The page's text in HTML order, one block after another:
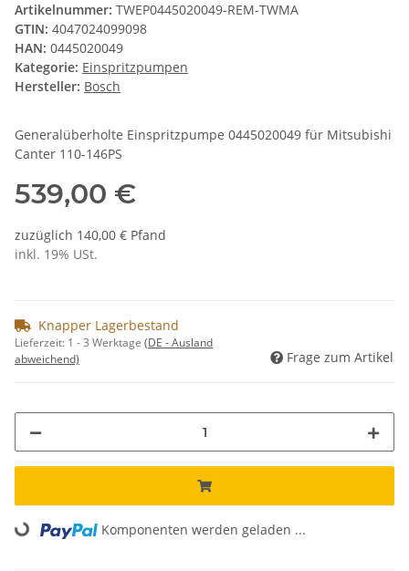
Artikelnummer: TWEP0445020049-REM-TWMA
GTIN: 4047024099098
HAN: 0445020049
Kategorie: Einspritzpumpen
Hersteller: Bosch
Generalüberholte Einspritzpumpe 0445020049 für Mitsubishi
Canter 110-146PS
539,00 €
zuzüglich 140,00 € Pfand
inkl. 19% USt.
Knapper Lagerbestand
Lieferzeit: 1 - 3 Werktage (DE - Ausland
abweichend)
Frage zum Artikel
Loading... Komponenten werden geladen ...